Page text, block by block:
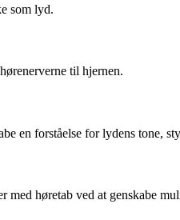
som lyd.
til hjernen.
en forståelse for lydens tone,
med høretab ved at genskabe